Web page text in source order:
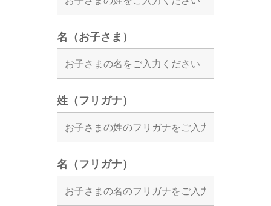
名（お子さま）
姓（フリガナ）
名（フリガナ）